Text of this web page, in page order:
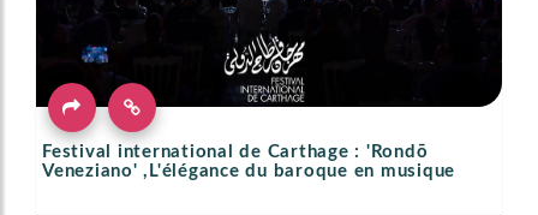
Festival international de Carthage : 'Rondō
Veneziano' ,L'élégance du baroque en musique